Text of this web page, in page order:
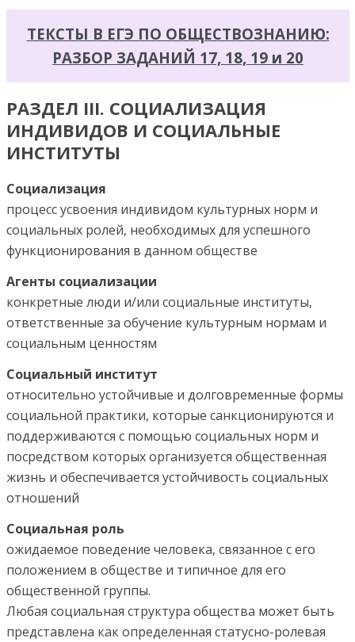
ТЕКСТЫ В ЕГЭ ПО ОБЩЕСТВОЗНАНИЮ:
РАЗБОР ЗАДАНИЙ 17, 18, 19 и 20
РАЗДЕЛ III. СОЦИАЛИЗАЦИЯ
ИНДИВИДОВ И СОЦИАЛЬНЫЕ
ИНСТИТУТЫ
Социализация
процесс усвоения индивидом культурных норм и
социальных ролей, необходимых для успешного
функционирования в данном обществе
Агенты социализации
конкретные люди и/или социальные институты,
ответственные за обучение культурным нормам и
социальным ценностям
Социальный институт
относительно устойчивые и долговременные формы
социальной практики, которые санкционируются и
поддерживаются с помощью социальных норм и
посредством которых организуется общественная
жизнь и обеспечивается устойчивость социальных
отношений
Социальная роль
ожидаемое поведение человека, связанное с его
положением в обществе и типичное для его
общественной группы.
Любая социальная структура общества может быть
представлена как определенная статусно-ролевая